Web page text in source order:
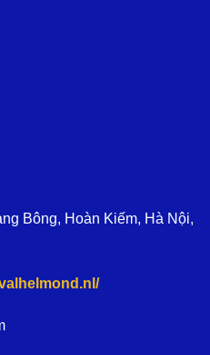
Bông, Hoàn Kiếm, Hà Nội,